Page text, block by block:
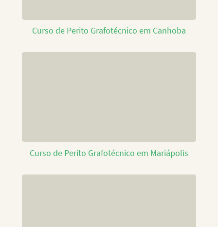
Curso de Perito Grafotécnico em Canhoba
Curso de Perito Grafotécnico em Mariápolis